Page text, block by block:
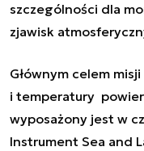
szczególności dla
zjawisk
Głównym celem
i temperatury
wyposażony jest w
Instrument Sea and